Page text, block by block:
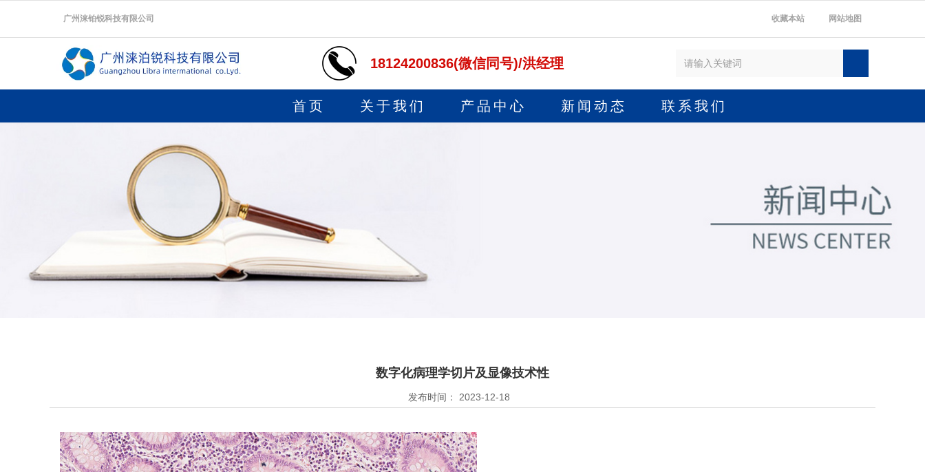
广州涞铂锐科技有限公司 收藏本站 网站地图
18124200836(微信同号)/洪经理
首页 关于我们 产品中心 新闻动态 联系我们
数字化病理学切片及显像技术性
发布时间： 2023-12-18